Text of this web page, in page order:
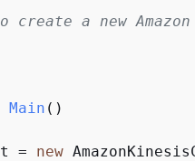
create a new
Main ( )
=
new